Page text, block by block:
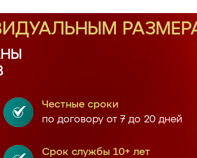
Честные сроки
по договору от 7 до 20 дней
Срок службы 10+ лет